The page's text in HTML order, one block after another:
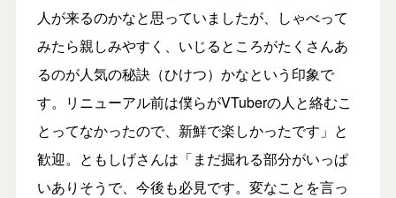
人が来るのかなと思っていましたが、しゃべって
みたら親しみやすく、いじるところがたくさんあ
るのが人気の秘訣（ひけつ）かなという印象で
す。リニューアル前は僕らがVTuberの人と絡むこ
とってなかったので、新鮮で楽しかったです」と
歓迎。ともしげさんは「まだ掘れる部分がいっぱ
いありそうで、今後も必見です。変なことを言っ